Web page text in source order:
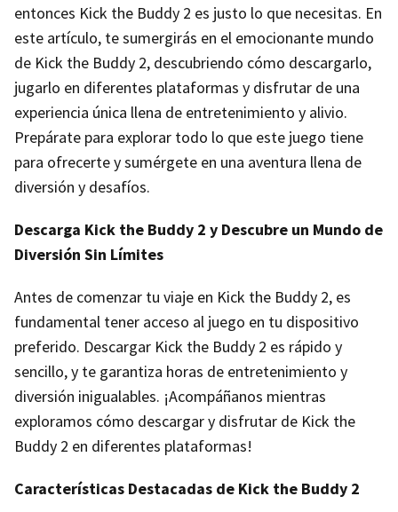
entonces Kick the Buddy 2 es justo lo que necesitas. En
este artículo, te sumergirás en el emocionante mundo
de Kick the Buddy 2, descubriendo cómo descargarlo,
jugarlo en diferentes plataformas y disfrutar de una
experiencia única llena de entretenimiento y alivio.
Prepárate para explorar todo lo que este juego tiene
para ofrecerte y sumérgete en una aventura llena de
diversión y desafíos.
Descarga Kick the Buddy 2 y Descubre un Mundo de
Diversión Sin Límites
Antes de comenzar tu viaje en Kick the Buddy 2, es
fundamental tener acceso al juego en tu dispositivo
preferido. Descargar Kick the Buddy 2 es rápido y
sencillo, y te garantiza horas de entretenimiento y
diversión inigualables. ¡Acompáñanos mientras
exploramos cómo descargar y disfrutar de Kick the
Buddy 2 en diferentes plataformas!
Características Destacadas de Kick the Buddy 2